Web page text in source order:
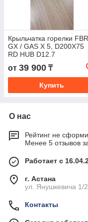
Крыльчатка горелки FBR
GX / GAS X 5, D200X75
RD HUB D12.7
от 39 900 ₸
Купить
О нас
Рейтинг не
Менее 5 отзывов
Работает с
г. Астана
ул. Янушкевича 1/
Контакты